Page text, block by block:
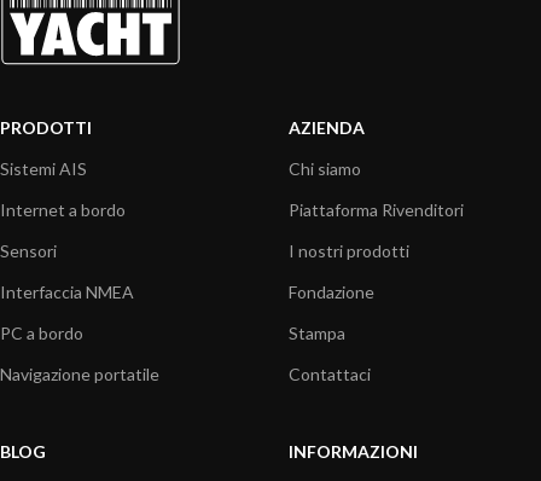
PRODOTTI
Sistemi AIS
Internet a bordo
Sensori
Interfaccia NMEA
PC a bordo
Navigazione portatile
AZIENDA
Chi siamo
Piattaforma Rivenditori
I nostri prodotti
Fondazione
Stampa
Contattaci
BLOG
INFORMAZIONI